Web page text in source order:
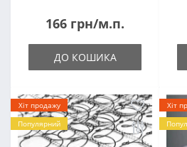
166 грн/м.п.
ДО КОШИКА
Хіт продажу
Популярний
Хіт